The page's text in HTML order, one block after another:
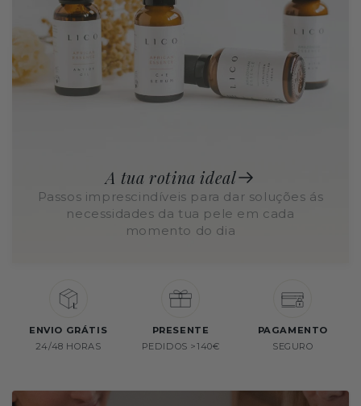
A tua rotina ideal
Passos imprescindíveis para dar soluções ás
necessidades da tua pele em cada
momento do dia
ENVIO GRÁTIS
24/48 HORAS
PRESENTE
PEDIDOS >140€
PAGAMENTO
SEGURO